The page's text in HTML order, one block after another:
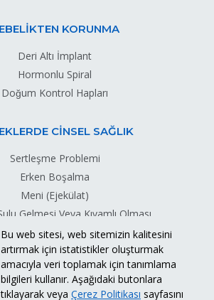
KORUNMA
Deri Altı İmplant
Hormonlu Spiral
Doğum Kontrol Hapları
CİNSEL SAĞLIK
Sertleşme Problemi
Erken Boşalma
Meni (Ejekülat)
Gelmesi Veya Kıvamlı Olması
Meni Sızıntısı
Testis Torsiyonu
Bu web sitesi, web sitemizin kalitesini
artırmak için istatistikler oluşturmak
amacıyla veri toplamak için tanımlama
bilgileri kullanır. Aşağıdaki butonlara
tıklayarak veya Çerez Politikası sayfasını